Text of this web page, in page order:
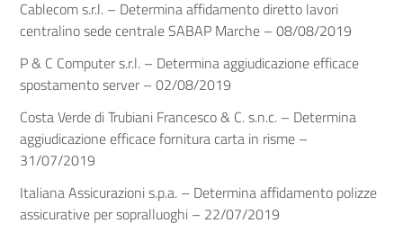
Cablecom s.r.l. – Determina affidamento diretto lavori
centralino sede centrale SABAP Marche – 08/08/2019
P & C Computer s.r.l. – Determina aggiudicazione efficace
spostamento server – 02/08/2019
Costa Verde di Trubiani Francesco & C. s.n.c. – Determina
aggiudicazione efficace fornitura carta in risme –
31/07/2019
Italiana Assicurazioni s.p.a. – Determina affidamento polizze
assicurative per sopralluoghi – 22/07/2019